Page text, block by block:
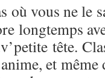
où vous ne le
longtemps
tête.
et